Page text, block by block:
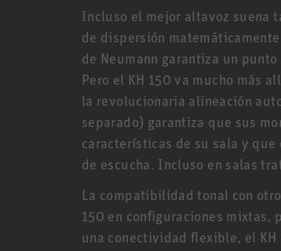
Incluso el mejor altavoz suena
de dispersión
de Neumann garantiza un
Pero el KH 150 va mucho más
la revolucionaria alineación
separado) garantiza que sus
características de su sala y
de escucha. Incluso en salas
La compatibilidad tonal con
150 en configuraciones mixtas,
una conectividad flexible, el